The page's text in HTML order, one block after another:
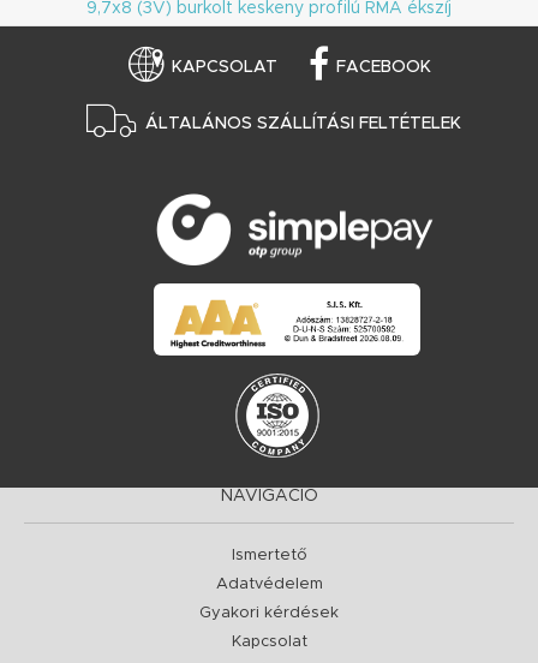
9,7x8 (3V) burkolt keskeny profilú RMA ékszíj
KAPCSOLAT FACEBOOK
ÁLTALÁNOS SZÁLLÍTÁSI FELTÉTELEK
NAVIGÁCIÓ
Ismertető
Adatvédelem
Gyakori kérdések
Kapcsolat